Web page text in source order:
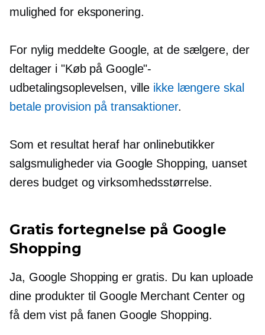
mulighed for eksponering.
For nylig meddelte Google, at de sælgere, der
deltager i "Køb på Google"-
udbetalingsoplevelsen, ville ikke længere skal
betale provision på transaktioner.
Som et resultat heraf har onlinebutikker
salgsmuligheder via Google Shopping, uanset
deres budget og virksomhedsstørrelse.
Gratis fortegnelse på Google
Shopping
Ja, Google Shopping er gratis. Du kan uploade
dine produkter til Google Merchant Center og
få dem vist på fanen Google Shopping.